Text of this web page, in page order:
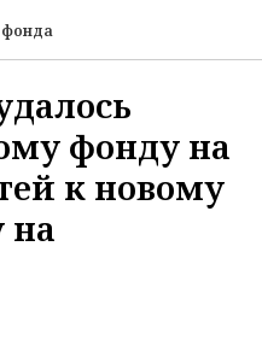
фонду на
к новому
на